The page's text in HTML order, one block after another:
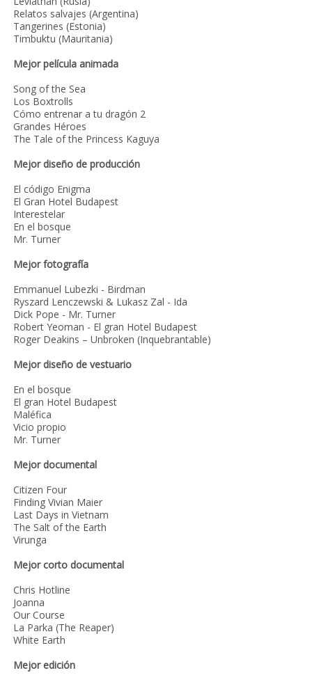
Relatos salvajes (Argentina)
Tangerines (Estonia)
Timbuktu (Mauritania)
Mejor película animada
Song of the Sea
Los Boxtrolls
Cómo entrenar a tu dragón 2
Grandes Héroes
The Tale of the Princess Kaguya
Mejor diseño de producción
El código Enigma
El Gran Hotel Budapest
Interestelar
En el bosque
Mr. Turner
Mejor fotografía
Emmanuel Lubezki - Birdman
Ryszard Lenczewski & Lukasz Zal - Ida
Dick Pope - Mr. Turner
Robert Yeoman - El gran Hotel Budapest
Roger Deakins – Unbroken (Inquebrantable)
Mejor diseño de vestuario
En el bosque
El gran Hotel Budapest
Maléfica
Vicio propio
Mr. Turner
Mejor documental
Citizen Four
Finding Vivian Maier
Last Days in Vietnam
The Salt of the Earth
Virunga
Mejor corto documental
Chris Hotline
Joanna
Our Course
La Parka (The Reaper)
White Earth
Mejor edición